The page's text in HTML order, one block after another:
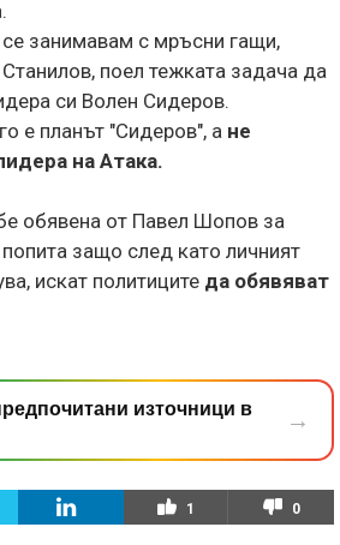
занимавам с мръсни гащи,
поел тежката задача да
си Волен Сидеров.
е планът "Сидеров", а не
на Атака.
обявена от Павел Шопов за
защо след като личният
искат политиците да обявяват
източници в
→
1 0